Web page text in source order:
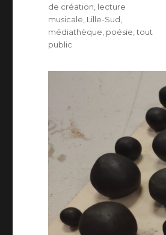
de création lecture
musicale Lille-Sud
médiathèque poésie ,tout
public